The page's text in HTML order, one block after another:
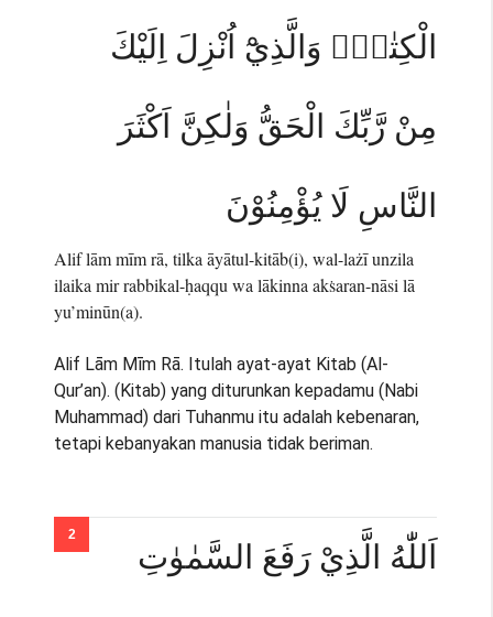
الْكِتٰبِۗ وَالَّذِيْٓ اُنْزِلَ اِلَيْكَ
مِنْ رَّبِّكَ الْحَقُّ وَلٰكِنَّ اَكْثَرَ
النَّاسِ لَا يُؤْمِنُوْنَ
Alif lām mīm rā, tilka āyātul-kitāb(i), wal-lażī unzila
ilaika mir rabbikal-ḥaqqu wa lākinna akṡaran-nāsi lā
yu’minūn(a).
Alif Lām Mīm Rā. Itulah ayat-ayat Kitab (Al-
Qur’an). (Kitab) yang diturunkan kepadamu (Nabi
Muhammad) dari Tuhanmu itu adalah kebenaran,
tetapi kebanyakan manusia tidak beriman.
اَللّٰهُ الَّذِيْ رَفَعَ السَّمٰوٰتِ